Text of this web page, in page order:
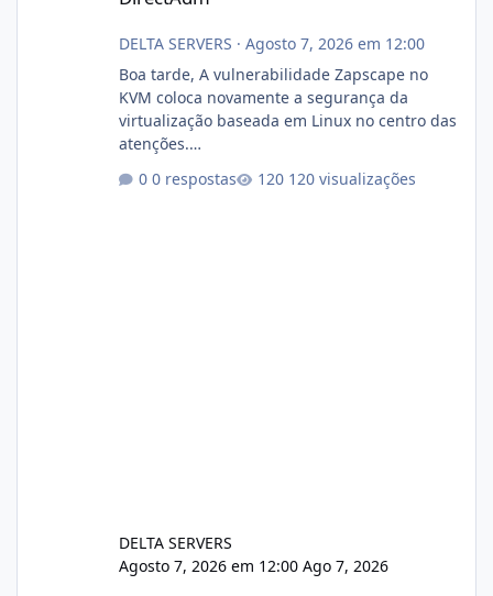
DELTA SERVERS · Agosto 7, 2026 em 12:00
Boa tarde, A vulnerabilidade Zapscape no
KVM coloca novamente a segurança da
virtualização baseada em Linux no centro das
atenções.
xjx23zz5f Criamos uma breve explicação:
0 respostas 120 visualizações
DELTA SERVERS
Agosto 7, 2026 em 12:00 Ago 7, 2026